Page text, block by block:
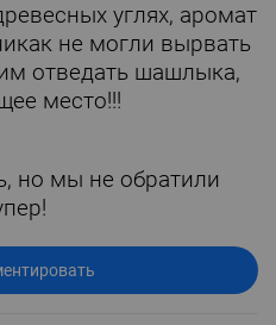
углях, аромат
не могли вырвать
отведать шашлыка,
место!!!
но мы не обратили